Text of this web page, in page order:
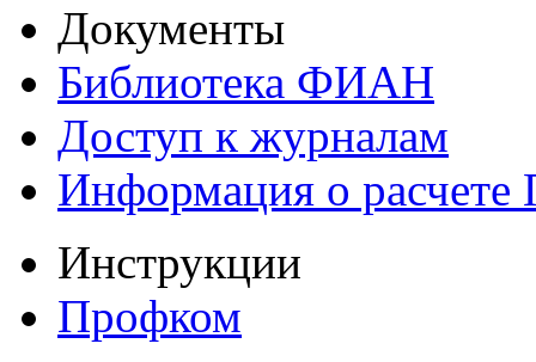
Документы
Библиотека ФИАН
Доступ к журналам
Информация о
Инструкции
Профком